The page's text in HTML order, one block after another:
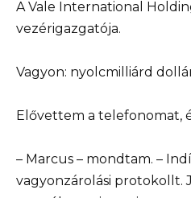
A Vale International
vezérigazgatója.
Vagyon: nyolcmilliárd
Elővettem a telefonomat,
– Marcus – mondtam. –
vagyonzárolási protokollt.